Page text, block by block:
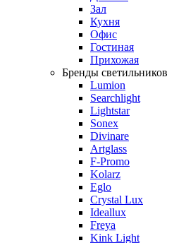
Зал
Кухня
Офис
Гостиная
Прихожая
Бренды светильников
Lumion
Searchlight
Lightstar
Sonex
Divinare
Artglass
F-Promo
Kolarz
Eglo
Crystal Lux
Ideallux
Freya
Kink Light